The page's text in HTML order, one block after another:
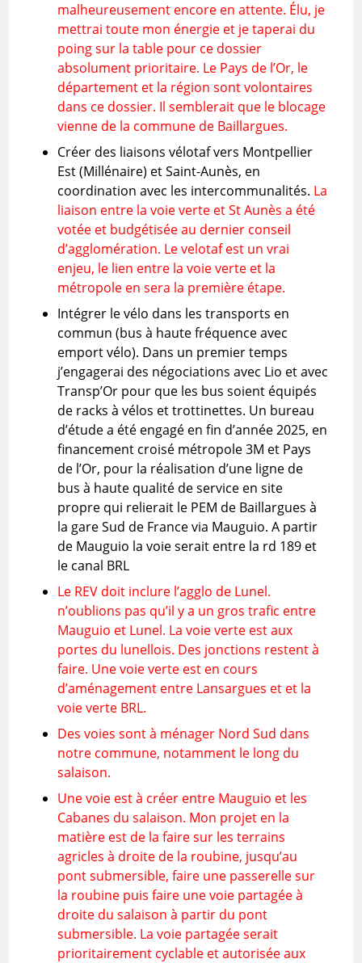
malheureusement encore en attente. Élu, je
mettrai toute mon énergie et je taperai du
poing sur la table pour ce dossier
absolument prioritaire. Le Pays de l’Or, le
département et la région sont volontaires
dans ce dossier. Il semblerait que le blocage
vienne de la commune de Baillargues.
Créer des liaisons vélotaf vers Montpellier
Est (Millénaire) et Saint-Aunès, en
coordination avec les intercommunalités. La
liaison entre la voie verte et St Aunès a été
votée et budgétisée au dernier conseil
d’agglomération. Le velotaf est un vrai
enjeu, le lien entre la voie verte et la
métropole en sera la première étape.
Intégrer le vélo dans les transports en
commun (bus à haute fréquence avec
emport vélo). Dans un premier temps
j’engagerai des négociations avec Lio et avec
Transp’Or pour que les bus soient équipés
de racks à vélos et trottinettes. Un bureau
d’étude a été engagé en fin d’année 2025, en
financement croisé métropole 3M et Pays
de l’Or, pour la réalisation d’une ligne de
bus à haute qualité de service en site
propre qui relierait le PEM de Baillargues à
la gare Sud de France via Mauguio. A partir
de Mauguio la voie serait entre la rd 189 et
le canal BRL
Le REV doit inclure l’agglo de Lunel.
n’oublions pas qu’il y a un gros trafic entre
Mauguio et Lunel. La voie verte est aux
portes du lunellois. Des jonctions restent à
faire. Une voie verte est en cours
d’aménagement entre Lansargues et et la
voie verte BRL.
Des voies sont à ménager Nord Sud dans
notre commune, notamment le long du
salaison.
Une voie est à créer entre Mauguio et les
Cabanes du salaison. Mon projet en la
matière est de la faire sur les terrains
agricles à droite de la roubine, jusqu’au
pont submersible, faire une passerelle sur
la roubine puis faire une voie partagée à
droite du salaison à partir du pont
submersible. La voie partagée serait
prioritairement cyclable et autorisée aux